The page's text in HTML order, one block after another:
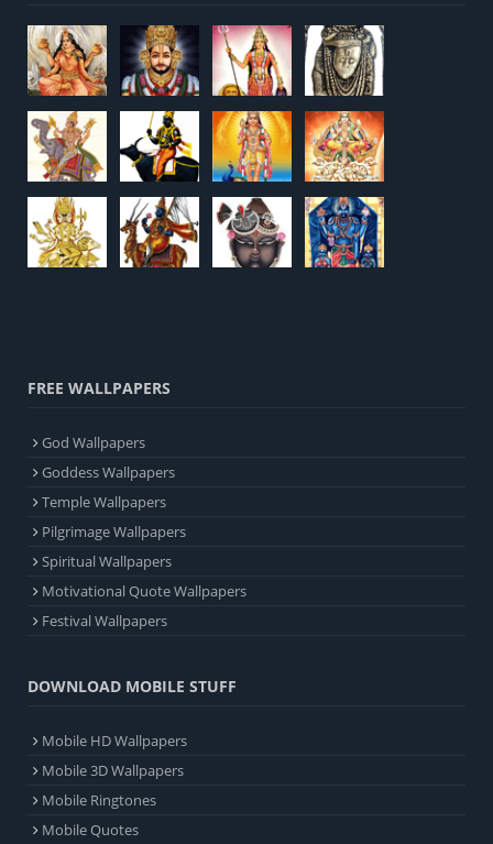
FREE WALLPAPERS
God Wallpapers
Goddess Wallpapers
Temple Wallpapers
Pilgrimage Wallpapers
Spiritual Wallpapers
Motivational Quote Wallpapers
Festival Wallpapers
DOWNLOAD MOBILE STUFF
Mobile HD Wallpapers
Mobile 3D Wallpapers
Mobile Ringtones
Mobile Quotes